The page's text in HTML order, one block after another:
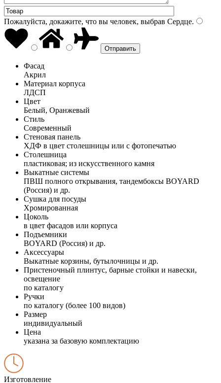
Пожалуйста, докажите, что вы человек, выбрав Сердце.
Фасад
Акрил
Материал корпуса
ЛДСП
Цвет
Белый, Оранжевый
Стиль
Современный
Стеновая панель
ХДФ в цвет столешницы или с фотопечатью
Столешница
пластиковая; из искусственного камня
Выкатные системы
ПВШ полного открывания, тандембоксы BOYARD
(Россия) и др.
Сушка для посуды
Хромированная
Цоколь
в цвет фасадов или корпуса
Подъемники
BOYARD (Россия) и др.
Аксессуары
Выкатные корзины, бутылочницы и др.
Пристеночный плинтус, барные стойки и навески,
освещение
по каталогу
Ручки
по каталогу (более 100 видов)
Размер
индивидуальный
Цена
указана за базовую комплектацию
Изготовление